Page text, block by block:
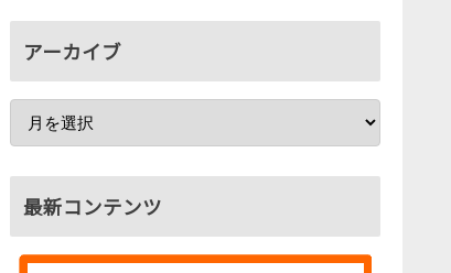
アーカイブ
最新コンテンツ